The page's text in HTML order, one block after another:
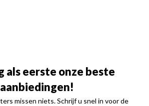
als eerste onze beste
aanbiedingen!
missen niets. Schrijf u snel in voor de